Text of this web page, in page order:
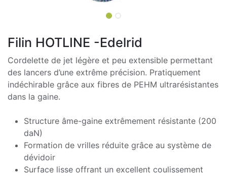
Filin HOTLINE -Edelrid
Cordelette de jet légère et peu extensible permettant
des lancers d’une extrême précision. Pratiquement
indéchirable grâce aux fibres de PEHM ultrarésistantes
dans la gaine.
Structure âme-gaine extrêmement résistante (200
daN)
Formation de vrilles réduite grâce au système de
dévidoir
Surface lisse offrant un excellent coulissement